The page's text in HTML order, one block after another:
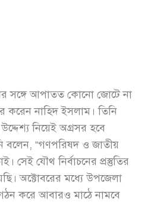
সঙ্গে আপাতত কোনো জোটে না
করেন নাহিদ ইসলাম। তিনি
নিয়েই অগ্রসর হবে
বলেন, “গণপরিষদ ও জাতীয়
সেই যৌথ নির্বাচনের প্রস্তুতির
অক্টোবরের মধ্যে উপজেলা
করে আবারও মাঠে নামবে